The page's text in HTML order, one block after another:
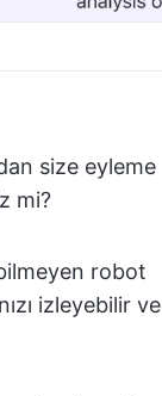
size eyleme
mi?
robot
izleyebilir ve